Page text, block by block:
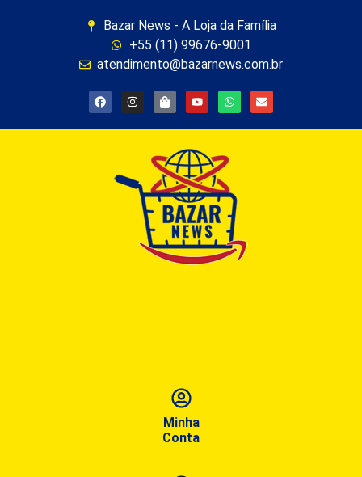
Bazar News - A Loja da Família
+55 (11) 99676-9001
atendimento@bazarnews.com.br
Minha
Conta